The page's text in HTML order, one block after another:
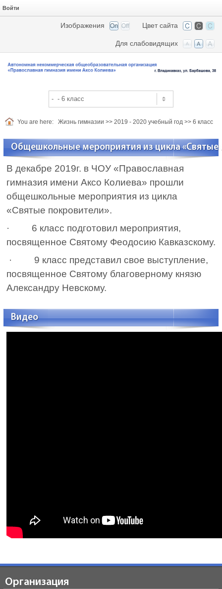
Войти
Цвет сайта
Изображения
Для слабовидящих
You are here: Жизнь гимназии >> 2019 - 2020 учебный год >> 6 класс
Общешкольные мероприятия из цикла «Святые
В декабре 2019г. в ЧОУ «Православная
гимназия имени Аксо Колиева» прошли
общешкольные мероприятия из цикла
«Святые покровители».
· 6 класс подготовил мероприятия,
посвященное Святому Феодосию Кавказскому.
· 9 класс представил свое выступление,
посвященное Святому благоверному князю
Александру Невскому.
Видео
Организация